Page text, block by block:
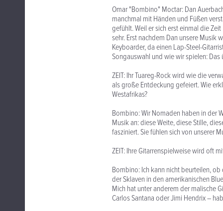
Omar "Bombino" Moctar: Dan
manchmal mit Händen und Füßen
gefühlt. Weil er sich erst einmal die
sehr. Erst nachdem Dan unsere Musik
Keyboarder, da einen Lap-Steel-
Songauswahl und wie wir spielen:
ZEIT: Ihr Tuareg-Rock wird wie die
als große Entdeckung gefeiert. Wie
Westafrikas?
Bombino: Wir Nomaden haben in der
Musik an: diese Weite, diese Stille,
fasziniert. Sie fühlen sich von unserer
ZEIT: Ihre Gitarrenspielweise wird oft
Bombino: Ich kann nicht beurteilen,
der Sklaven in den amerikanischen
Mich hat unter anderem der malische
Carlos Santana oder Jimi Hendrix –